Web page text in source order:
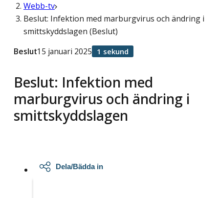
Webb-tv
Beslut: Infektion med marburgvirus och ändring i
smittskyddslagen (Beslut)
Beslut: Infektion med
marburgvirus och ändring i
smittskyddslagen
Beslut15 januari 2025 1 sekund
Dela/Bädda in